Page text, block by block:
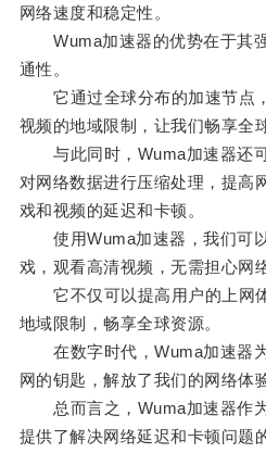
网络速度和稳定性。
Wuma加速器的优势在于其
通性。
它通过全球分布的加速节点
视频的地域限制，让我们畅享全
与此同时，Wuma加速器还
对网络数据进行压缩处理，提高
戏和视频的延迟和卡顿。
使用Wuma加速器，我们可
戏，观看高清视频，无需担心网
它不仅可以提高用户的上网
地域限制，畅享全球资源。
在数字时代，Wuma加速器为
网的钥匙，解放了我们的网络体
总而言之，Wuma加速器作为
提供了解决网络延迟和卡顿问题